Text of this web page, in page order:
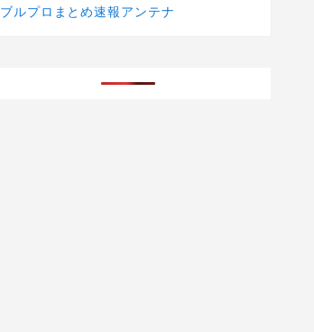
ブルプロまとめ速報アンテナ